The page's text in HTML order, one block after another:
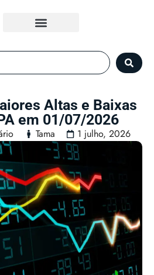
Altas e Baixas
em 01/07/2026
Tama 1 julho, 2026